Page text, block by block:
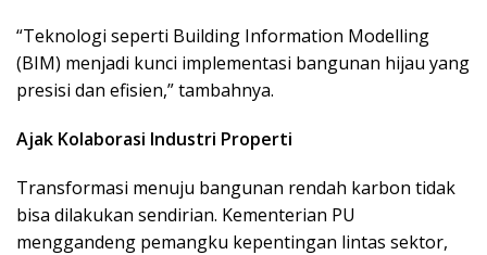
“Teknologi seperti Building Information Modelling
(BIM) menjadi kunci implementasi bangunan hijau yang
presisi dan efisien,” tambahnya.
Ajak Kolaborasi Industri Properti
Transformasi menuju bangunan rendah karbon tidak
bisa dilakukan sendirian. Kementerian PU
menggandeng pemangku kepentingan lintas sektor,